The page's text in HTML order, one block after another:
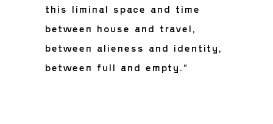
this liminal space and time
between house and travel,
between alieness and identity,
between full and empty.“